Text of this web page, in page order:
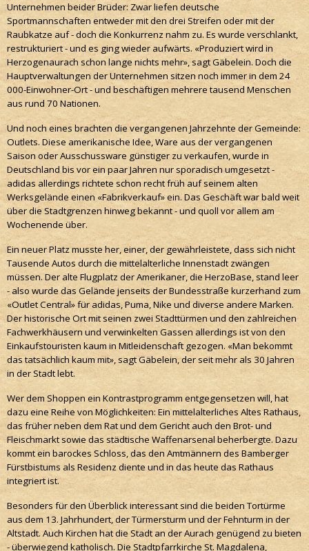
Unternehmen beider Brüder: Zwar liefen deutsche
Sportmannschaften entweder mit den drei Streifen oder mit der
Raubkatze auf - doch die Konkurrenz nahm zu. Es wurde verschlankt,
restrukturiert - und es ging wieder aufwärts. «Produziert wird in
Herzogenaurach schon lange nichts mehr», sagt Gäbelein. Doch die
Hauptverwaltungen der Unternehmen sitzen noch immer in dem 24
000-Einwohner-Ort - und beschäftigen mehrere tausend Menschen
aus rund 70 Nationen.
Und noch eines brachten die vergangenen Jahrzehnte der Gemeinde:
Outlets. Diese amerikanische Idee, Ware aus der vergangenen
Saison oder Ausschussware günstiger zu verkaufen, wurde in
Deutschland bis vor ein paar Jahren nur sporadisch umgesetzt -
adidas allerdings richtete schon recht früh auf seinem alten
Werksgelände einen «Fabrikverkauf» ein. Das Geschäft war bald weit
über die Stadtgrenzen hinweg bekannt - und quoll vor allem am
Wochenende über.
Ein neuer Platz musste her, einer, der gewährleistete, dass sich nicht
Tausende Autos durch die mittelalterliche Innenstadt zwängen
müssen. Der alte Flugplatz der Amerikaner, die HerzoBase, stand leer
- also wurde das Gelände jenseits der Bundesstraße kurzerhand zum
«Outlet Central» für adidas, Puma, Nike und diverse andere Marken.
Der historische Ort mit seinen zwei Stadttürmen und den zahlreichen
Fachwerkhäusern und verwinkelten Gassen allerdings ist von den
Einkaufstouristen kaum in Mitleidenschaft gezogen. «Man bekommt
das tatsächlich kaum mit», sagt Gäbelein, der seit mehr als 30 Jahren
in der Stadt lebt.
Wer dem Shoppen ein Kontrastprogramm entgegensetzen will, hat
dazu eine Reihe von Möglichkeiten: Ein mittelalterliches Altes Rathaus,
das früher neben dem Rat und dem Gericht auch den Brot- und
Fleischmarkt sowie das städtische Waffenarsenal beherbergte. Dazu
kommt ein barockes Schloss, das den Amtmännern des Bamberger
Fürstbistums als Residenz diente und in das heute das Rathaus
integriert ist.
Besonders für den Überblick interessant sind die beiden Tortürme
aus dem 13. Jahrhundert, der Türmersturm und der Fehnturm in der
Altstadt. Auch Kirchen hat die Stadt an der Aurach genügend zu bieten
- überwiegend katholisch. Die Stadtpfarrkirche St. Magdalena,